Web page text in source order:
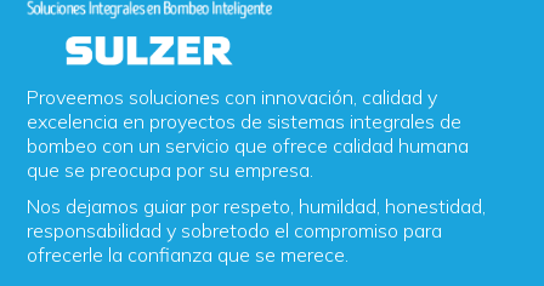
Proveemos soluciones con innovación, calidad y
excelencia en proyectos de sistemas integrales de
bombeo con un servicio que ofrece calidad humana
que se preocupa por su empresa.
Nos dejamos guiar por respeto, humildad, honestidad,
responsabilidad y sobretodo el compromiso para
ofrecerle la confianza que se merece.